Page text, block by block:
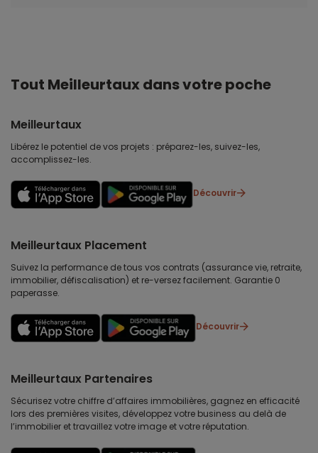
Tout Meilleurtaux dans votre poche
Meilleurtaux
Libérez le potentiel de vos projets : préparez-les, suivez-les,
accomplissez-les.
Découvrir
Meilleurtaux Placement
Suivez la performance de tous vos contrats (assurance vie, retraite,
immobilier, défiscalisation) et re-versez facilement. Garantie 0
paperasse.
Découvrir
Meilleurtaux Partenaires
Sécurisez votre chiffre d’affaires immobilières, gagnez en efficacité
lors des premières visites, développez votre business au delà de
l’immobilier et travaillez votre image et votre réputation.